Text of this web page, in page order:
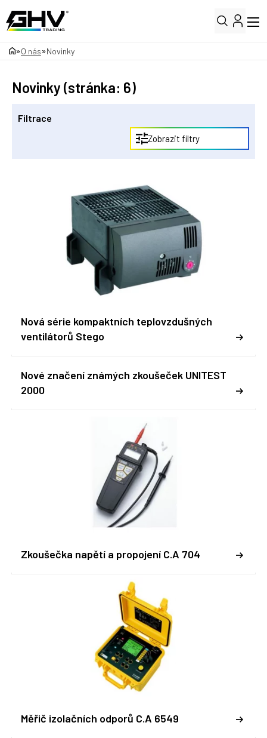
»O nás»Novinky
Novinky (stránka: 6)
Filtrace
Zobrazit filtry
Nová série kompaktních teplovzdušných
ventilátorů Stego
Nové značení známých zkoušeček UNITEST
2000
Zkoušečka napětí a propojení C.A 704
Měřič izolačních odporů C.A 6549